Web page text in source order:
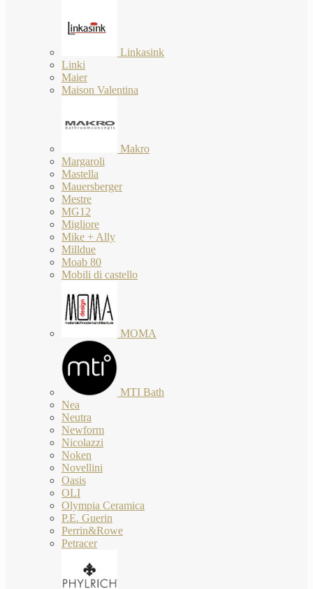
Linkasink
Linki
Maier
Maison Valentina
Makro
Margaroli
Mastella
Mauersberger
Mestre
MG12
Migliore
Mike + Ally
Milldue
Moab 80
Mobili di castello
MOMA
MTI Bath
Nea
Neutra
Newform
Nicolazzi
Noken
Novellini
Oasis
OLI
Olympia Ceramica
P.E. Guerin
Perrin&Rowe
Petracer